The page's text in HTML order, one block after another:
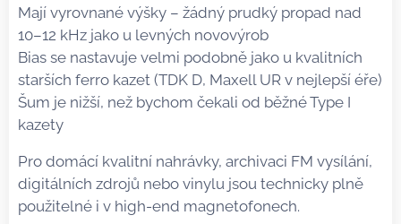
Mají vyrovnané výšky – žádný prudký propad nad
10–12 kHz jako u levných novovýrob
Bias se nastavuje velmi podobně jako u kvalitních
starších ferro kazet (TDK D, Maxell UR v nejlepší éře)
Šum je nižší, než bychom čekali od běžné Type I
kazety
Pro domácí kvalitní nahrávky, archivaci FM vysílání,
digitálních zdrojů nebo vinylu jsou technicky plně
použitelné i v high-end magnetofonech.